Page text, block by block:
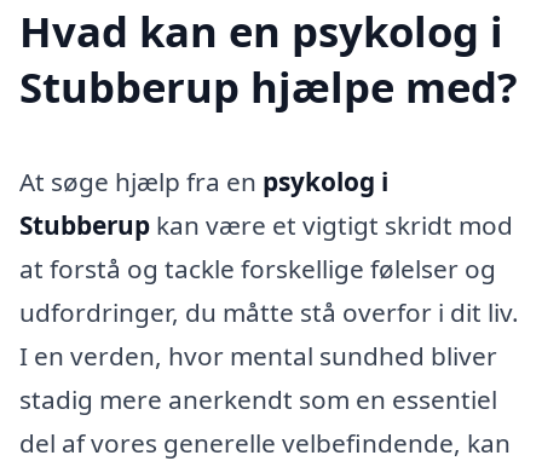
Hvad kan en psykolog i
Stubberup hjælpe med?
At søge hjælp fra en psykolog i
Stubberup kan være et vigtigt skridt mod
at forstå og tackle forskellige følelser og
udfordringer, du måtte stå overfor i dit liv.
I en verden, hvor mental sundhed bliver
stadig mere anerkendt som en essentiel
del af vores generelle velbefindende, kan